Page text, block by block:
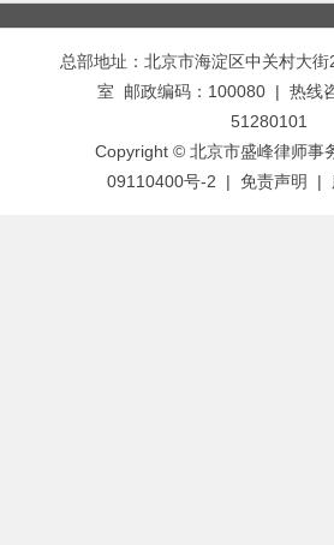
文
章
总部地址：北京市海淀区中关村大
室 邮政编码：100080 | 热线
51280101
Copyright © 北京市盛峰律师
09110400号-2 | 免责声明 |